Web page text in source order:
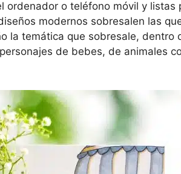
ordenador o teléfono móvil y listas
modernos sobresalen las
la temática que sobresale, dentro
de bebes, de animales